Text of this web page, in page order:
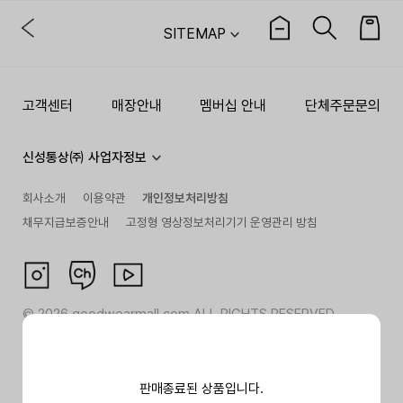
판매종료된 상품입니다.
SITEMAP
고객센터 매장안내 멤버십 안내 단체주문문의
신성통상㈜ 사업자정보
회사소개 이용약관
개인정보처리방침
채무지급보증안내
고정형 영상정보처리기기 운영관리 방침
©2026goodwearmall.com ALL RIGHTS RESERVED